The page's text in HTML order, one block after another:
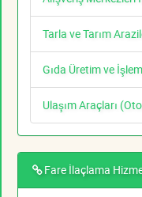
Tarla ve Tarım
Gıda Üretim ve
Ulaşım Araçları
Fare İlaçlama